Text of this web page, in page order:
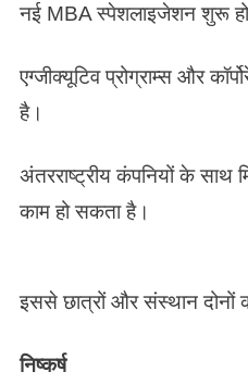
नई MBA स्पेशलाइजेशन शुरू
एग्जीक्यूटिव प्रोग्राम्स और
है।
अंतरराष्ट्रीय कंपनियों के साथ
काम हो सकता है।
इससे छात्रों और संस्थान दोनों
निष्कर्ष